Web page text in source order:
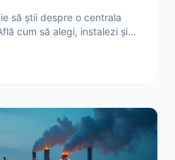
să știi despre o centrala
cum să alegi, instalezi și